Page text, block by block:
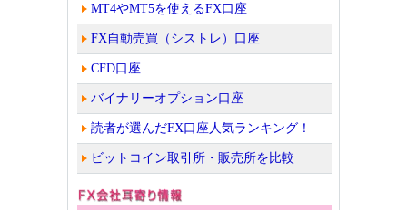
MT4やMT5を使えるFX口座
FX自動売買（シストレ）口座
CFD口座
バイナリーオプション口座
読者が選んだFX口座人気ランキング！
ビットコイン取引所・販売所を比較